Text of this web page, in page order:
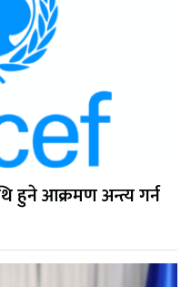
हुने आक्रमण अन्त्य गर्न